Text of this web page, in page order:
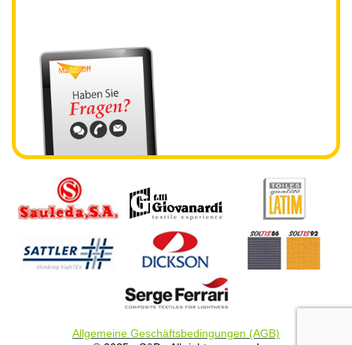
Allgemeine Geschäftsbedingungen (AGB)